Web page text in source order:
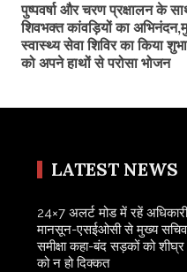
पुष्पवर्षा और चरण प्रक्षालन के
शिवभक्त कांवड़ियों का
स्वास्थ्य सेवा शिविर का किया
को अपने हाथों से परोसा भोजन
LATEST NEWS
24×7 अलर्ट मोड में रहें
मानसून-एसईओसी से मुख्य सचिव
समीक्षा कहा-बंद सड़कों को शीघ्र
को न हो दिक्कत